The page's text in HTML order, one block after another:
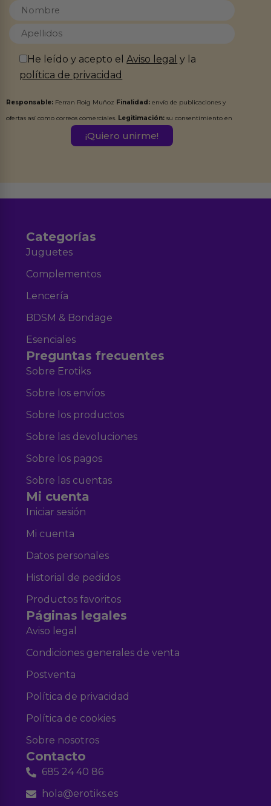
He leído y acepto elAviso legal y la
política de privacidad
Responsable: Ferran Roig Muñoz Finalidad: envío de publicaciones y
ofertas así como correos comerciales. Legitimación: su consentimiento en
Destinatarios:Ferran Roig Muñoz. Podrás ejercer tus
Categorías
Juguetes
Complementos
Lencería
BDSM & Bondage
Esenciales
Preguntas frecuentes
Sobre Erotiks
Sobre los envíos
Sobre los productos
Sobre las devoluciones
Sobre los pagos
Sobre las cuentas
Mi cuenta
Iniciar sesión
Mi cuenta
Datos personales
Historial de pedidos
Productos favoritos
Páginas legales
Aviso legal
Condiciones generales de venta
Postventa
Política de privacidad
Política de cookies
Sobre nosotros
Contacto
685 24 40 86
hola@erotiks.es